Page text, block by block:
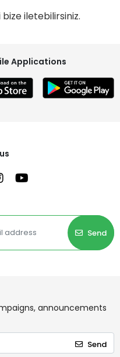
iletebilirsiniz.
Applications
Send
announcements
Send